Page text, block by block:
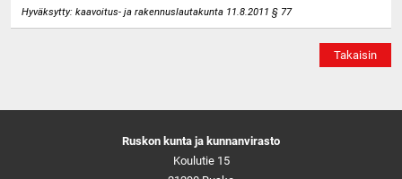
Hyväksytty: kaavoitus- ja rakennuslautakunta 11.8.2011 § 77
Takaisin
Ruskon kunta ja kunnanvirasto
Koulutie 15